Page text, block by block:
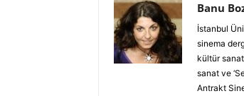
Banu
İstanbul
sinema
kültür
sanat ve
Antrakt